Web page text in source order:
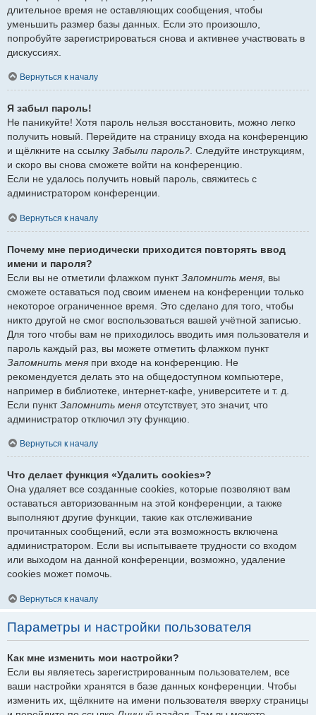
длительное время не оставляющих сообщения, чтобы
уменьшить размер базы данных. Если это произошло,
попробуйте зарегистрироваться снова и активнее участвовать в
дискуссиях.
Вернуться к началу
Я забыл пароль!
Не паникуйте! Хотя пароль нельзя восстановить, можно легко
получить новый. Перейдите на страницу входа на конференцию
и щёлкните на ссылку Забыли пароль?. Следуйте инструкциям,
и скоро вы снова сможете войти на конференцию.
Если не удалось получить новый пароль, свяжитесь с
администратором конференции.
Вернуться к началу
Почему мне периодически приходится повторять ввод
имени и пароля?
Если вы не отметили флажком пунктЗапомнить меня , вы
сможете оставаться под своим именем на конференции только
некоторое ограниченное время. Это сделано для того, чтобы
никто другой не смог воспользоваться вашей учётной записью.
Для того чтобы вам не приходилось вводить имя пользователя и
пароль каждый раз, вы можете отметить флажком пункт
Запомнить меня при входе на конференцию. Не
рекомендуется делать это на общедоступном компьютере,
например в библиотеке, интернет-кафе, университете и т. д.
Если пунктЗапомнить меня отсутствует, это значит, что
администратор отключил эту функцию.
Вернуться к началу
Что делает функция «Удалить cookies»?
Она удаляет все созданные cookies, которые позволяют вам
оставаться авторизованным на этой конференции, а также
выполняют другие функции, такие как отслеживание
прочитанных сообщений, если эта возможность включена
администратором. Если вы испытываете трудности со входом
или выходом на данной конференции, возможно, удаление
cookies может помочь.
Вернуться к началу
Параметры и настройки пользователя
Как мне изменить мои настройки?
Если вы являетесь зарегистрированным пользователем, все
ваши настройки хранятся в базе данных конференции. Чтобы
изменить их, щёлкните на имени пользователя вверху страницы